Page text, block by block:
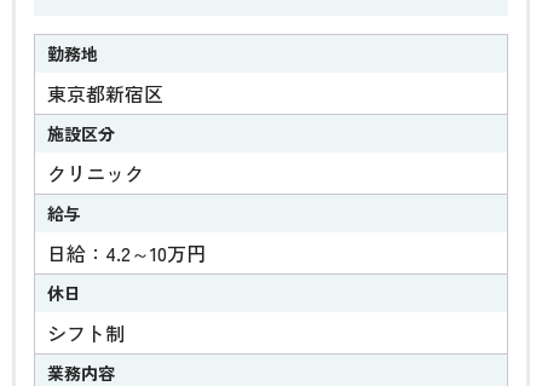
勤務地
東京都新宿区
施設区分
クリニック
給与
日給：4.2～10万円
休日
シフト制
業務内容